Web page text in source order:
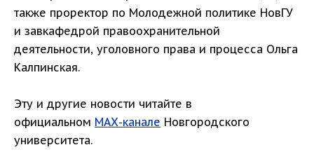
также проректор по Молодежной политике НовГУ
и завкафедрой правоохранительной
деятельности, уголовного права и процесса Ольга
Калпинская.
Эту и другие новости читайте в
официальном МАХ-канале Новгородского
университета.